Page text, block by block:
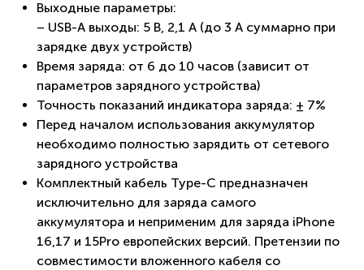
Выходные параметры:
– USB-A выходы: 5 В, 2,1 A (до 3 А суммарно при
зарядке двух устройств)
Время заряда: от 6 до 10 часов (зависит от
параметров зарядного устройства)
Точность показаний индикатора заряда: ± 7%
Перед началом использования аккумулятор
необходимо полностью зарядить от сетевого
зарядного устройства
Комплектный кабель Type-C предназначен
исключительно для заряда самого
аккумулятора и неприменим для заряда iPhone
16,17 и 15Pro европейских версий. Претензии по
совместимости вложенного кабеля со